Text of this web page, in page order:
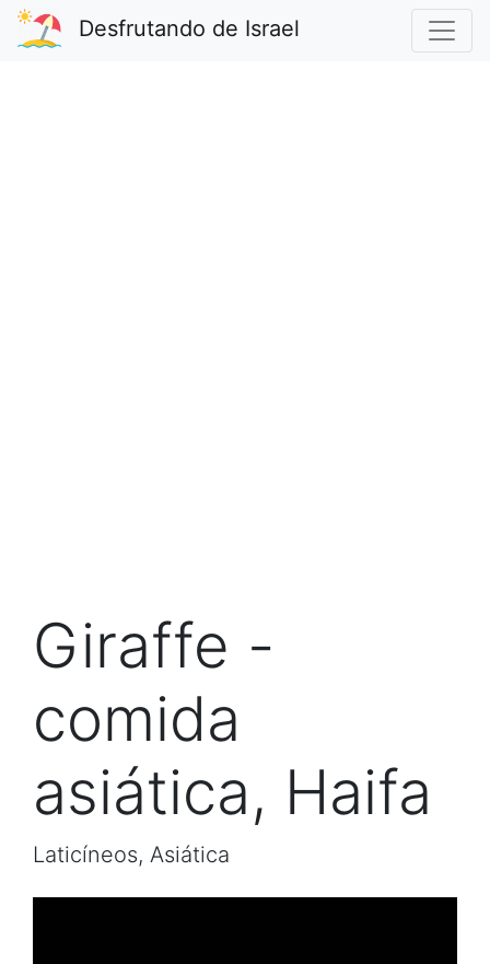
Desfrutando de Israel
Giraffe -
comida
asiática, Haifa
Laticíneos, Asiática